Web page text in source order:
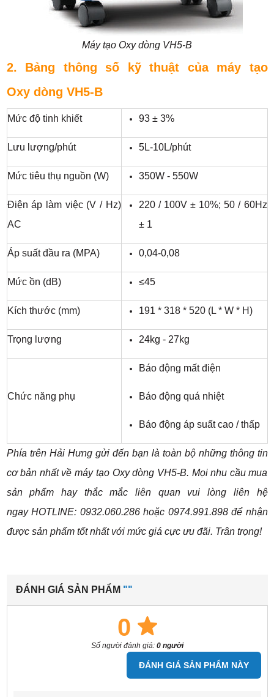
Máy tạo Oxy dòng VH5-B
2. Bảng thông số kỹ thuật của máy tạo
Oxy dòng VH5-B
Mức độ tinh khiết 93 ± 3%
Lưu lượng/phút 5L-10L/phút
Mức tiêu thụ nguồn (W) 350W - 550W
Điện áp làm việc (V / Hz)
AC
220 / 100V ± 10%; 50 / 60Hz
± 1
Áp suất đầu ra (MPA) 0,04-0,08
Mức ồn (dB) ≤45
Kích thước (mm) 191 * 318 * 520 (L * W * H)
Trọng lượng 24kg - 27kg
Chức năng phụ
Báo động mất điện
Báo động quá nhiệt
Báo động áp suất cao / thấp
Phía trên Hải Hưng gửi đến bạn là toàn bộ những thông tin
cơ bản nhất về máy tạo Oxy dòng VH5-B. Mọi nhu cầu mua
sản phẩm hay thắc mắc liên quan vui lòng liên hệ
ngay HOTLINE: 0932.060.286 hoặc 0974.991.898 để nhận
được sản phẩm tốt nhất với mức giá cực ưu đãi. Trân trọng!
ĐÁNH GIÁ SẢN PHẨM ""
0
Số người đánh giá: 0 người
ĐÁNH GIÁ SẢN PHẨM NÀY